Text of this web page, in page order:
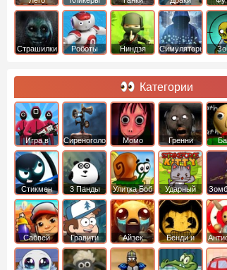
Страшилки Роботы Ниндзя Симуляторы
Категории
Игра в
Кальмара
Сиреноголовый Момо Гренни
Стикмен 3 Панды Улитка Боб
Ударный
отряд котят
Сабвей
Серф
Гравити
Фолз
Айзек
Бенди и
Чернильная
машина